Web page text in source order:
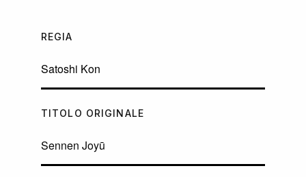
REGIA
Satoshi Kon
TITOLO ORIGINALE
Sennen Joyū